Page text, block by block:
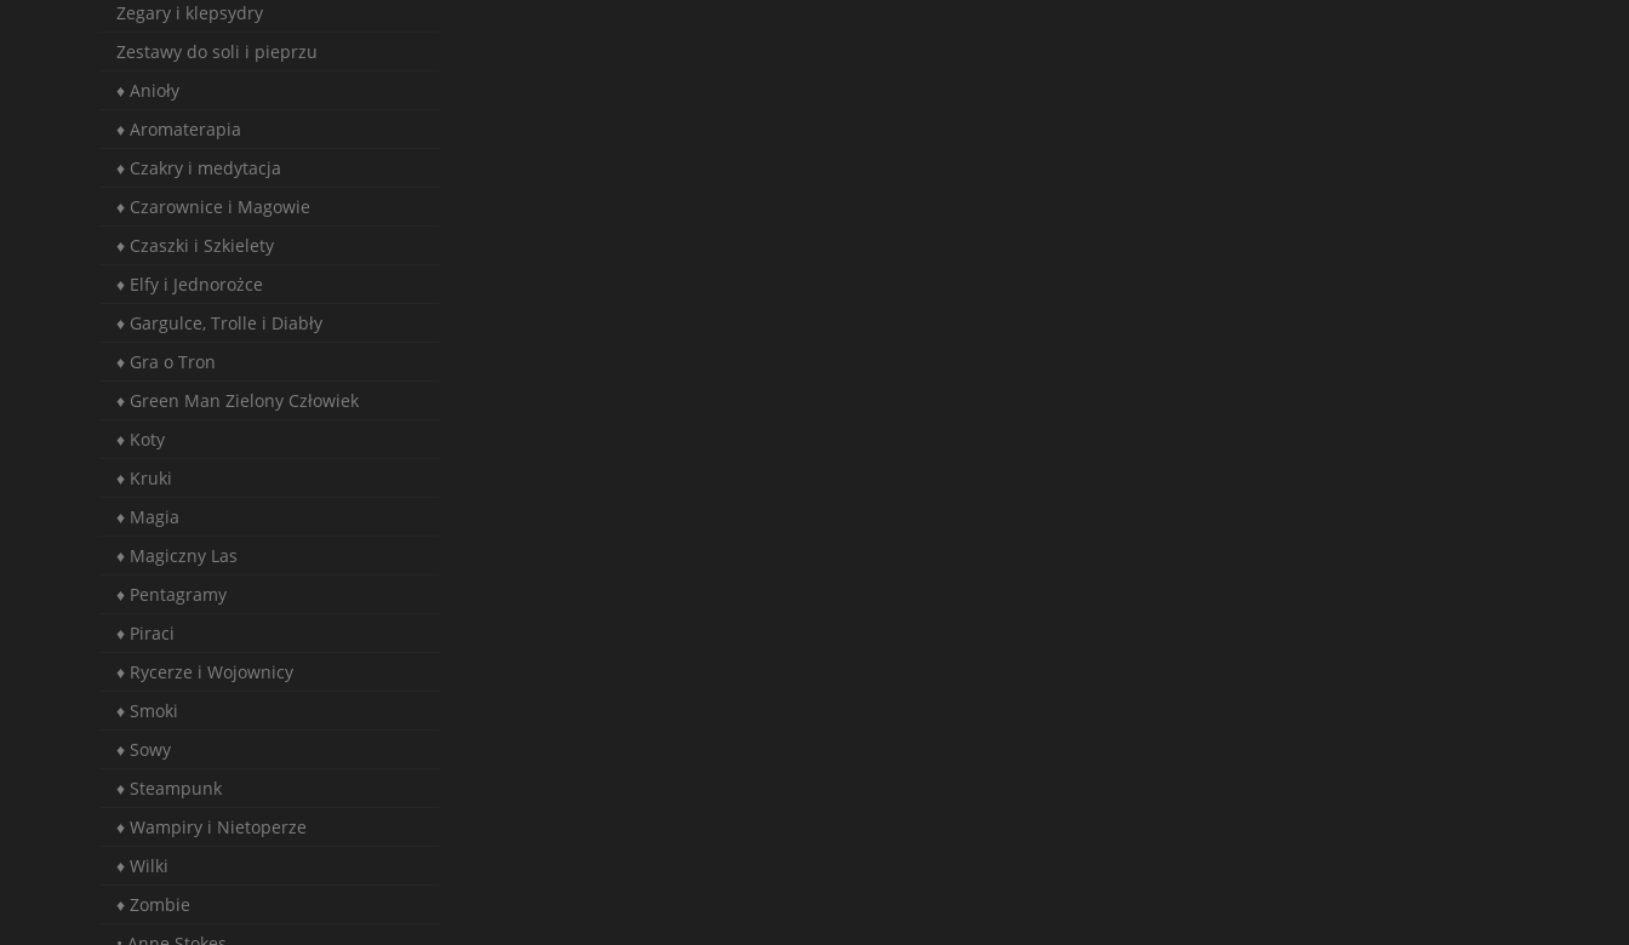
Zegary i klepsydry
Zestawy do soli i pieprzu
♦ Anioły
♦ Aromaterapia
♦ Czakry i medytacja
♦ Czarownice i Magowie
♦ Czaszki i Szkielety
♦ Elfy i Jednorożce
♦ Gargulce, Trolle i Diabły
♦ Gra o Tron
♦ Green Man Zielony Człowiek
♦ Koty
♦ Kruki
♦ Magia
♦ Magiczny Las
♦ Pentagramy
♦ Piraci
♦ Rycerze i Wojownicy
♦ Smoki
♦ Sowy
♦ Steampunk
♦ Wampiry i Nietoperze
♦ Wilki
♦ Zombie